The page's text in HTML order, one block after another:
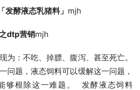
酵液态乳猪料」 mjh
dtp营销mjh
：不吃、掉膘、腹泻、甚至死亡。
问题，液态饲料可以缓解这一问题，
够根除这一难题。  发酵液态饲料